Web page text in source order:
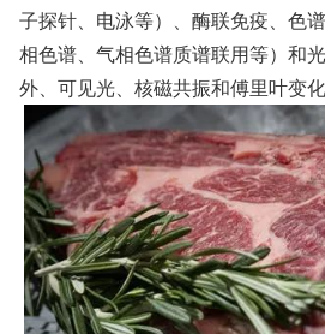
子探针、电泳等）、酶联免疫、色
相色谱、气相色谱质谱联用等）和
外、可见光、核磁共振和傅里叶变化